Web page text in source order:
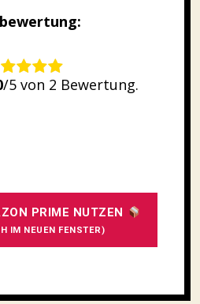
/5 von 2 Bewertung.
PRIME NUTZEN
IM NEUEN FENSTER)